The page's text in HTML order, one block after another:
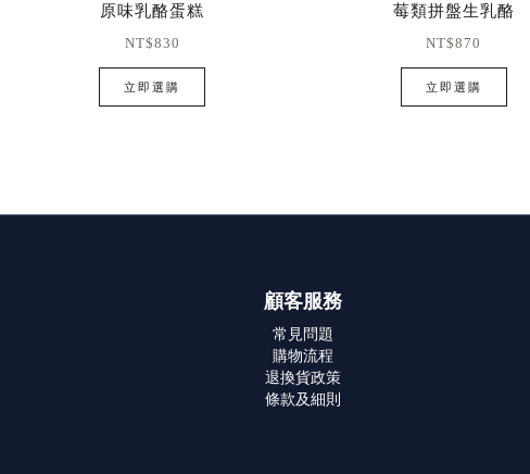
原味乳酪蛋糕
NT$830
立即選購
莓類拼盤生乳酪
NT$870
立即選購
顧客服務
常見問題
購物流程
退換貨政策
條款及細則